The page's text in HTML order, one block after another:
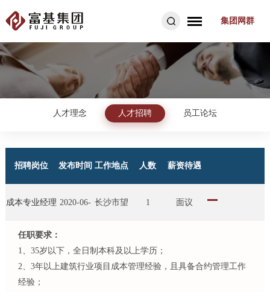
集团网群
人才理念 人才招聘 员工论坛
招聘岗位 发布时间 工作地点 人数 薪资待遇
成本专业经理
（建筑公司）
2020-06- 长沙市望 1 面议
任职要求：
1、35岁以下，全日制本科及以上学历；
2、3年以上建筑行业项目成本管理经验，且具备合约管理工作
经验；